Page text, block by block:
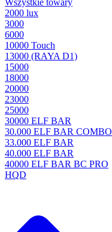
Wszystkie towary
2000 lux
3000
6000
10000 Touch
13000 (RAYA D1)
15000
18000
20000
23000
25000
30000 ELF BAR
30.000 ELF BAR COMBO
33.000 ELF BAR
40.000 ELF BAR
40000 ELF BAR BC PRO
HQD